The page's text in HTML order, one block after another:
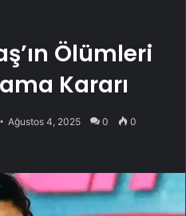
Ölümleri
Kararı
Ağustos 4, 2025 0 0